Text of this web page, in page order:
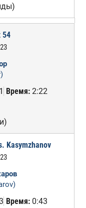
54
Время:2:22
Kasymzhanov
Время:0:43